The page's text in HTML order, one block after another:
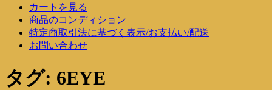
カートを見る
商品のコンディション
特定商取引法に基づく表示/お支払い/配送
お問い合わせ
タグ: 6EYE